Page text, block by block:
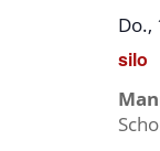
silo